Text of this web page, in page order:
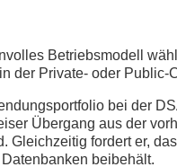
Betriebsmodell
der Private- oder Public-
bei der
Übergang aus der
Gleichzeitig fordert er,
beibehält.